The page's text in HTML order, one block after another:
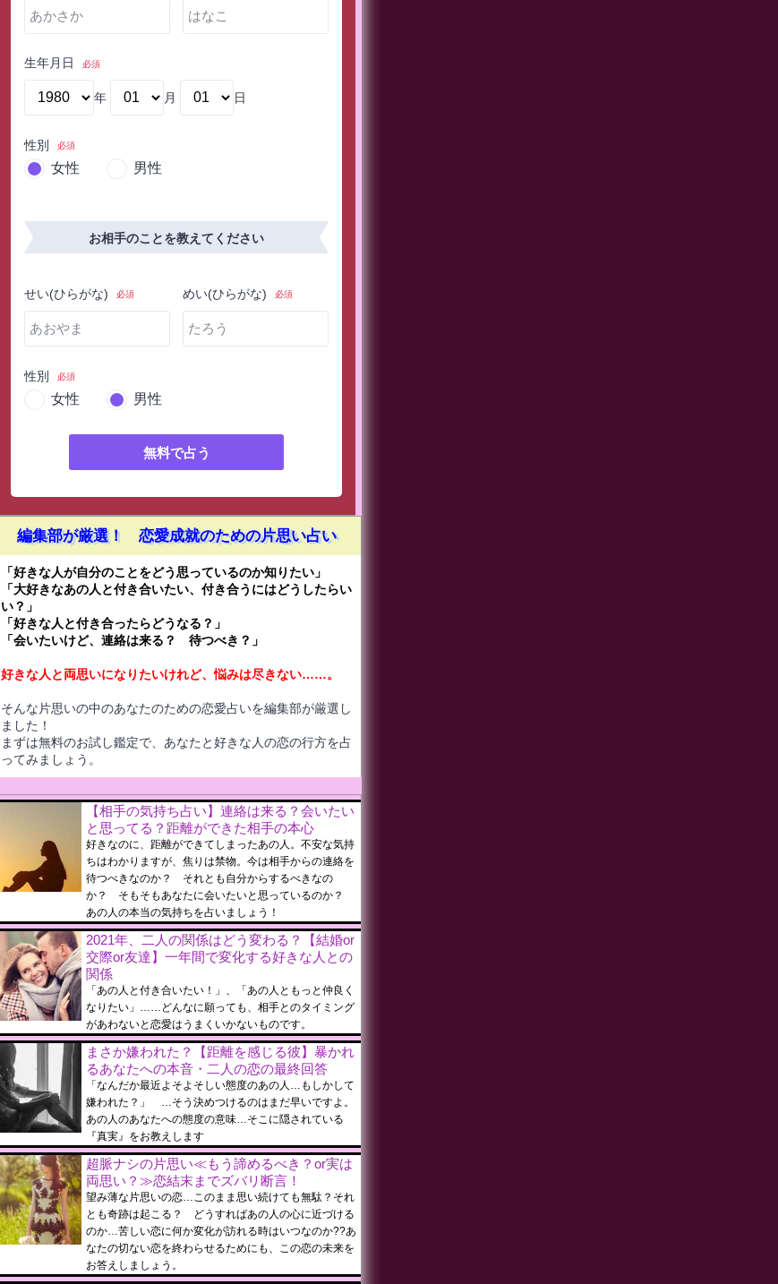
生年月日 必須
年 月 日
性別 必須
女性 男性
お相手のことを教えてください
せい(ひらがな) 必須 めい(ひらがな) 必須
性別 必須
女性 男性
無料で占う
編集部が厳選！ 恋愛成就のための片思い占い
「好きな人が自分のことをどう思っているのか知りたい」
「大好きなあの人と付き合いたい、付き合うにはどうしたらい
い？」
「好きな人と付き合ったらどうなる？」
「会いたいけど、連絡は来る？ 待つべき？」
好きな人と両思いになりたいけれど、悩みは尽きない……。
そんな片思いの中のあなたのための恋愛占いを編集部が厳選し
ました！
まずは無料のお試し鑑定で、あなたと好きな人の恋の行方を占
ってみましょう。
【相手の気持ち占い】連絡は来る？会いたい
と思ってる？距離ができた相手の本心
好きなのに、距離ができてしまったあの人。不安な気持
ちはわかりますが、焦りは禁物。今は相手からの連絡を
待つべきなのか？ それとも自分からするべきなの
か？ そもそもあなたに会いたいと思っているのか？
あの人の本当の気持ちを占いましょう！
2021年、二人の関係はどう変わる？【結婚or
交際or友達】一年間で変化する好きな人との
関係
「あの人と付き合いたい！」、「あの人ともっと仲良く
なりたい」……どんなに願っても、相手とのタイミング
があわないと恋愛はうまくいかないものです。
まさか嫌われた？【距離を感じる彼】暴かれ
るあなたへの本音・二人の恋の最終回答
「なんだか最近よそよそしい態度のあの人…もしかして
嫌われた？」 …そう決めつけるのはまだ早いですよ。
あの人のあなたへの態度の意味…そこに隠されている
『真実』をお教えします
超脈ナシの片思い≪もう諦めるべき？or実は
両思い？≫恋結末までズバリ断言！
望み薄な片思いの恋…このまま思い続けても無駄？それ
とも奇跡は起こる？ どうすればあの人の心に近づける
のか…苦しい恋に何か変化が訪れる時はいつなのか??あ
なたの切ない恋を終わらせるためにも、この恋の未来を
お答えしましょう。